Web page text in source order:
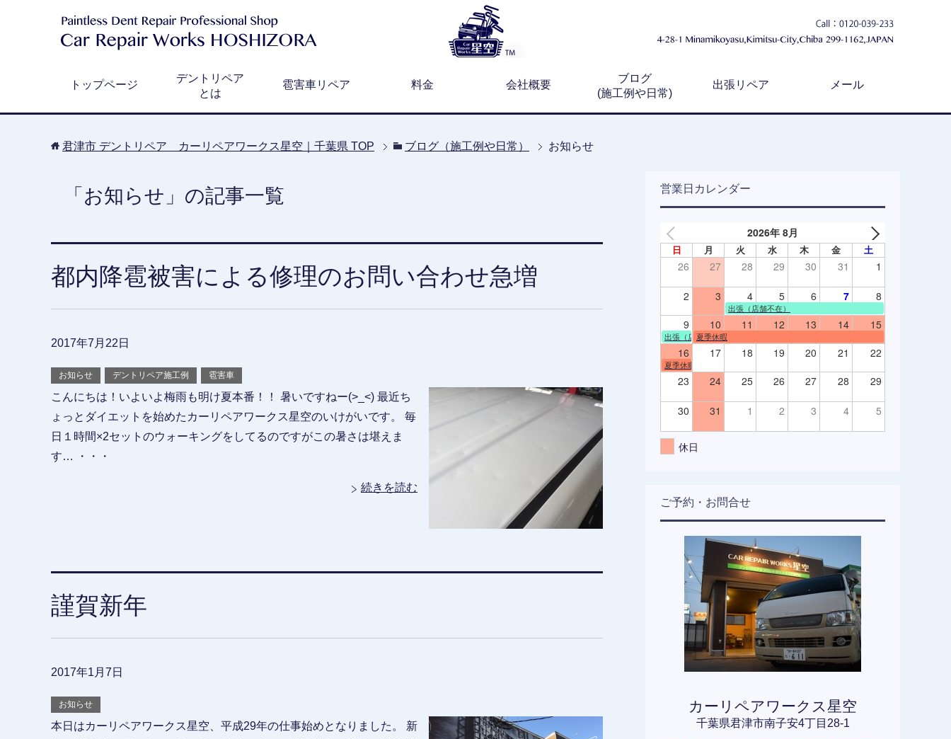
トップページ
デントリペア
とは
雹害車リペア 料金 会社概要
ブログ
(施工例や日常)
出張リペア メール
君津市 デントリペア カーリペアワークス星空｜千葉県 TOP ブログ（施工例や日常） お知らせ
「お知らせ」の記事一覧
都内降雹被害による修理のお問い合わせ急増
2017年7月22日
お知らせ デントリペア施工例 雹害車
こんにちは！いよいよ梅雨も明け夏本番！！ 暑いですねー(>_<) 最近ち
ょっとダイエットを始めたカーリペアワークス星空のいけがいです。 毎
日１時間×2セットのウォーキングをしてるのですがこの暑さは堪えま
す… ・・・
続きを読む
謹賀新年
2017年1月7日
お知らせ
本日はカーリペアワークス星空、平成29年の仕事始めとなりました。 新
営業日カレンダー
2026年 8月
日 月 火 水 木 金 土
26 27 28 29 30 31 1
2 3 4 5 6 7 8
出張（店舗不在）
9 10 11 12 13 14 15
出張（店舗不在）
夏季休暇
16 17 18 19 20 21 22
夏季休暇
23 24 25 26 27 28 29
30 31 1 2 3 4 5
休日
ご予約・お問合せ
カーリペアワークス星空
千葉県君津市南子安4丁目28-1